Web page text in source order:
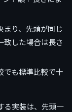
まり、先頭が同じ
致した場合は長さ
でも標準比較で十
る実装は、先頭一